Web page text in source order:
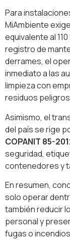
Para
MiAmbiente
equivalente al
registro de
derrames, el
inmediato a las
limpieza con
residuos
Asimismo, el
del país se rige
COPANIT 85-
seguridad,
contenedores y
En resumen,
solo operar
también reducir
personal y
fugas o